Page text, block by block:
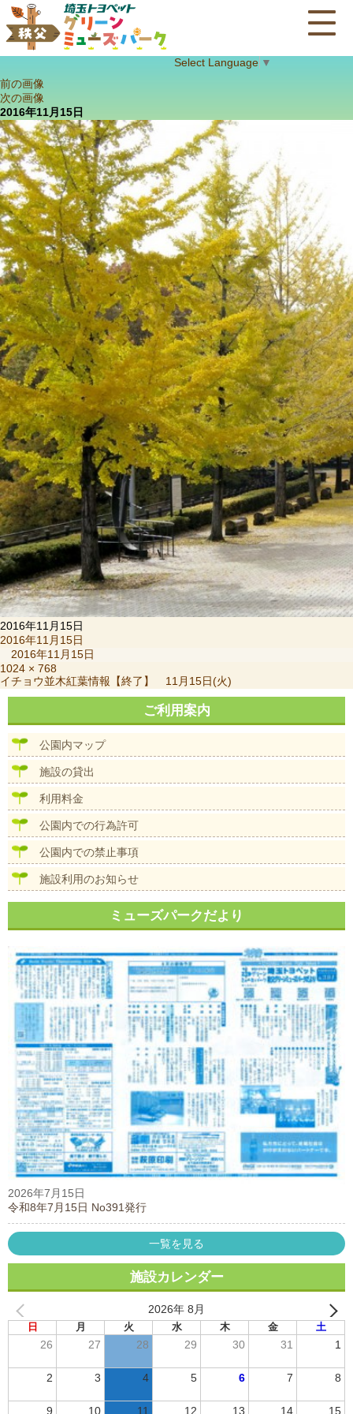
Select Language ▼
前の画像
次の画像
2016年11月15日
2016年11月15日
投
日:
2016年11月15日
2016年11月15日
フ
ル
サ
ズ
1024 × 768
投
稿
ビ
イチョウ並木紅葉情報【終了】 11月15日(火)
ご利用案内
公園内マップ
施設の貸出
利用料金
公園内での行為許可
公園内での禁止事項
施設利用のお知らせ
ミューズパークだより
2026年7月15日
令和8年7月15日 No391発行
一覧を見る
施設カレンダー
2026年 8月
日 月 火 水 木 金 土
26 27 28 29 30 31 1
2 3 4 5 6 7 8
9 10 11 12 13 14 15